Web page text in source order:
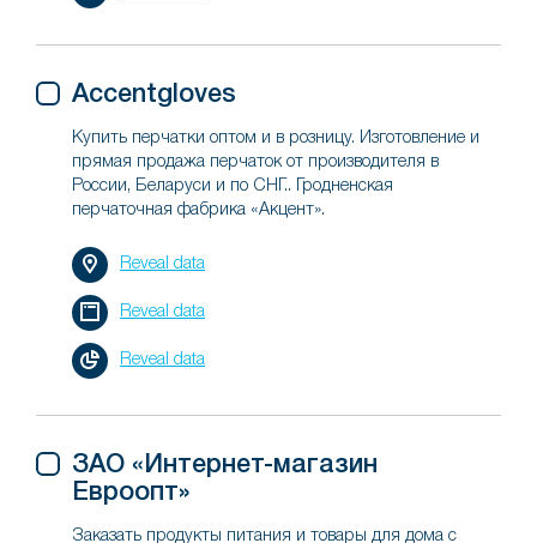
Accentgloves
Купить перчатки оптом и в розницу. Изготовление и
прямая продажа перчаток от производителя в
России, Беларуси и по СНГ.. Гродненская
перчаточная фабрика «Акцент».
Reveal data
Reveal data
Reveal data
ЗАО «Интернет-магазин
Евроопт»
Заказать продукты питания и товары для дома с